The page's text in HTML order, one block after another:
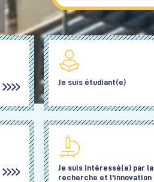
Je suis étudiant(e)
Je suis intéressé(e) par la
recherche et l'innovation